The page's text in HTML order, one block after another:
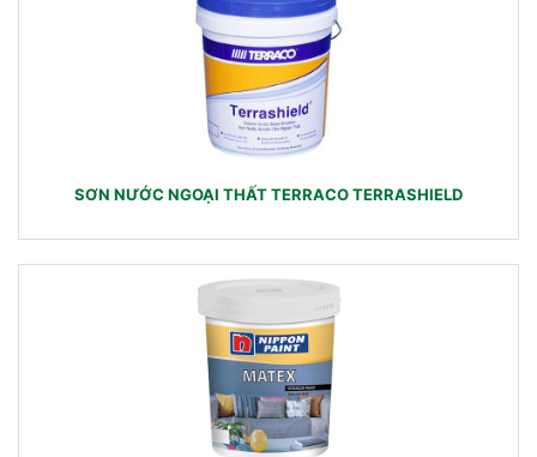
SƠN NƯỚC NGOẠI THẤT TERRACO TERRASHIELD